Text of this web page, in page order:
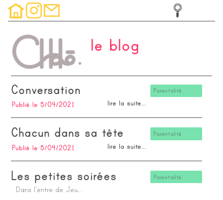
Panneau de gestion des cookies
le blog
Parentalité
Conversation
Publié le 5/04/2021 lire la suite...
Parentalité
Chacun dans sa tête
Publié le 5/04/2021 lire la suite...
Parentalité
Les petites soirées
Dans l’entre de Jeu...